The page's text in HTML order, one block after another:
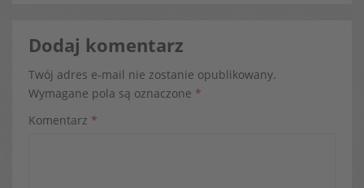
Dodaj komentarz
Twój adres e-mail nie zostanie opublikowany.
Wymagane pola są oznaczone *
Komentarz *